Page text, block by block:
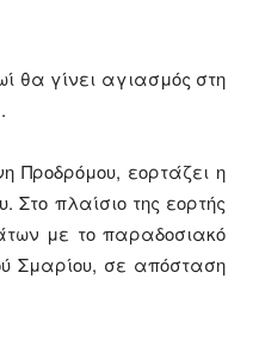
θα γίνει αγιασμός στη
Προδρόμου, εορτάζει η
Στο πλαίσιο της εορτής
με το παραδοσιακό
Σμαρίου, σε απόσταση